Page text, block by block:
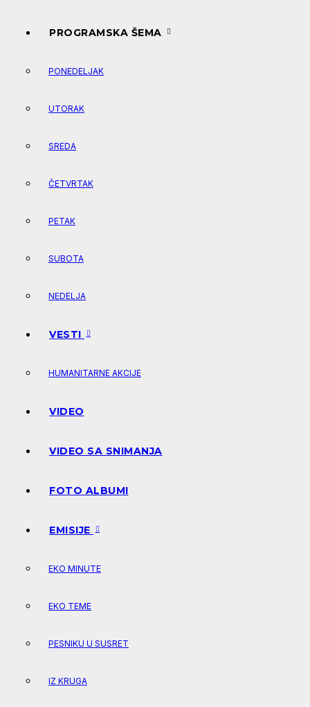
PROGRAMSKA ŠEMA
PONEDELJAK
UTORAK
SREDA
ČETVRTAK
PETAK
SUBOTA
NEDELJA
VESTI
HUMANITARNE AKCIJE
VIDEO
VIDEO SA SNIMANJA
FOTO ALBUMI
EMISIJE
EKO MINUTE
EKO TEME
PESNIKU U SUSRET
IZ KRUGA